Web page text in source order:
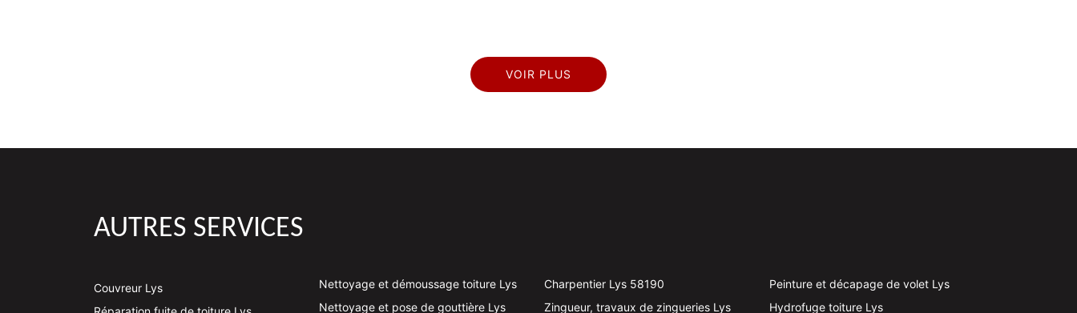
VOIR PLUS
AUTRES SERVICES
Couvreur Lys
Nettoyage et démoussage toiture Lys
Nettoyage et pose de gouttière Lys
Charpentier Lys 58190
Zingueur, travaux de zingueries Lys
Peinture et décapage de volet Lys
Hydrofuge toiture Lys